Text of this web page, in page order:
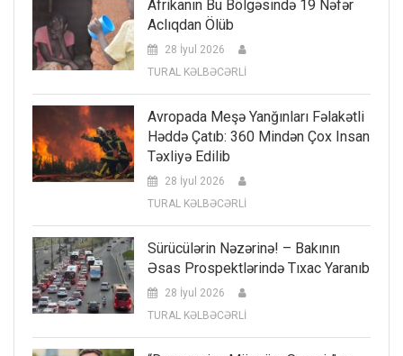
Afrikanın Bu Bölgəsində 19 Nəfər
Aclıqdan Ölüb
28 İyul 2026
TURAL KƏLBƏCƏRLİ
Avropada Meşə Yanğınları Fəlakətli
Həddə Çatıb: 360 Mindən Çox Insan
Təxliyə Edilib
28 İyul 2026
TURAL KƏLBƏCƏRLİ
Sürücülərin Nəzərinə! – Bakının
Əsas Prospektlərində Tıxac Yaranıb
28 İyul 2026
TURAL KƏLBƏCƏRLİ